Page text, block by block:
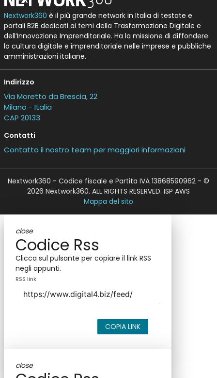
Nextwork360 è il più grande network in Italia di testate e
portali B2B dedicati ai temi della Trasformazione Digitale e
dell’Innovazione Imprenditoriale. Ha la missione di diffondere
la cultura digitale e imprenditoriale nelle imprese e pubbliche
amministrazioni italiane.
Indirizzo
Via Moretto da Brescia, 22
Milano - Italia
CAP 20133
Contatti
Contatta il nostro team per maggiori informazioni
Nextwork360 - Codice fiscale e Partita IVA 13868590962 - ©
2026 Nextwork360. ALL RIGHTS RESERVED. ISP AWS
Mappa del sito
close
Codice Rss
Clicca sul pulsante per copiare il link RSS
negli appunti.
RSS link
COPIA LINK
close